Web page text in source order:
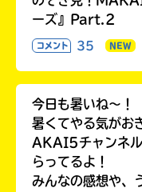
ーズ』Part.2
コメント 35 NEW
今日も暑いね〜！
暑くてやる気がお
AKAI5チャンネル
らってるよ！
みんなの感想や、